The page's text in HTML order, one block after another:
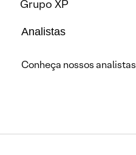
Grupo XP
Analistas
Conheça nossos analistas